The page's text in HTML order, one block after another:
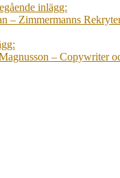
inlägg:
– Zimmermanns
– Copywriter